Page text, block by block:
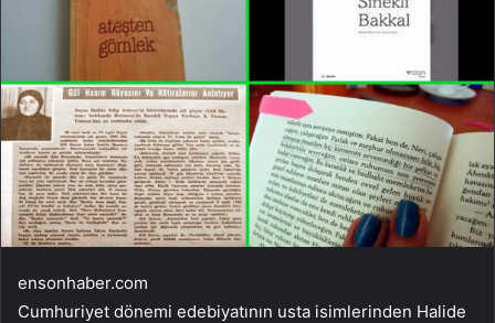
ensonhaber.com
Cumhuriyet dönemi edebiyatının usta isimlerinden Halide